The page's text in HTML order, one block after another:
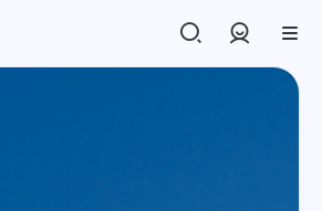
登录